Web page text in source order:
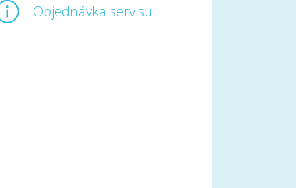
Objednávka servisu